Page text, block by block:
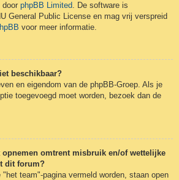
door phpBB Limited. De software is
General Public License en mag vrij verspreid
voor meer informatie.
beschikbaar?
en eigendom van de phpBB-Groep. Als je
toegevoegd moet worden, bezoek dan de
opnemen omtrent misbruik en/of wettelijke
dit forum?
team"-pagina vermeld worden, staan open